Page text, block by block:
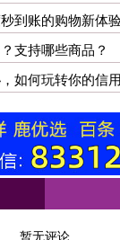
到账的购物新体
支持哪些商品？
如何玩转你的信
暂无评论